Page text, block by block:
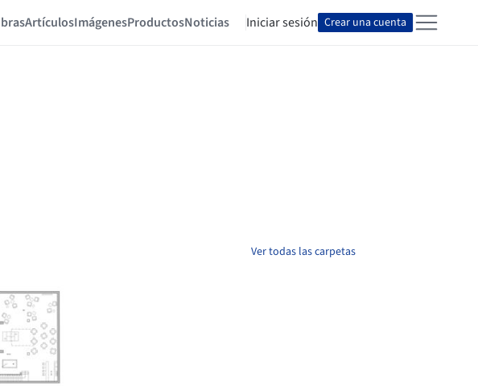
ArtículosImágenesProductosNoticias Iniciar sesión Crear una cuenta
Ver todas las carpetas